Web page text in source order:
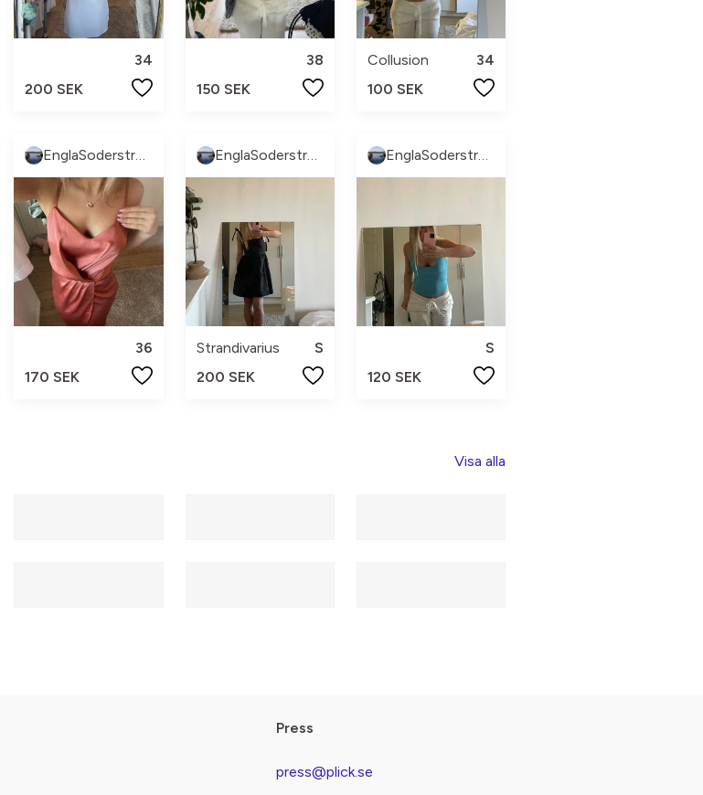
34
200 SEK
38
150 SEK
Collusion
34
100 SEK
36
170 SEK
EnglaSoderstrom
Strandivarius
S
200 SEK
EnglaSoderstrom
S
120 SEK
Visa alla
Press
press@plick.se